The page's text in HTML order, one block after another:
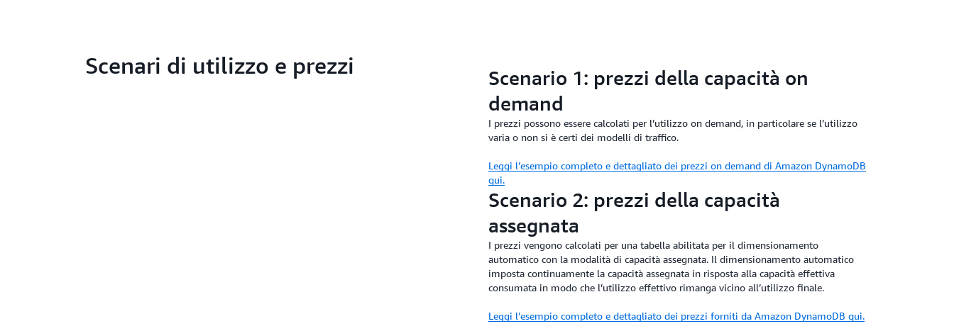
Scenari di utilizzo e prezzi
Scenario 1: prezzi della capacità on
demand
I prezzi possono essere calcolati per l’utilizzo on demand, in particolare se l’utilizzo
varia o non si è certi dei modelli di traffico.
Leggi l’esempio completo e dettagliato dei prezzi on demand di Amazon DynamoDB
qui.
Scenario 2: prezzi della capacità
assegnata
I prezzi vengono calcolati per una tabella abilitata per il dimensionamento
automatico con la modalità di capacità assegnata. Il dimensionamento automatico
imposta continuamente la capacità assegnata in risposta alla capacità effettiva
consumata in modo che l’utilizzo effettivo rimanga vicino all’utilizzo finale.
Leggi l’esempio completo e dettagliato dei prezzi forniti da Amazon DynamoDB qui.